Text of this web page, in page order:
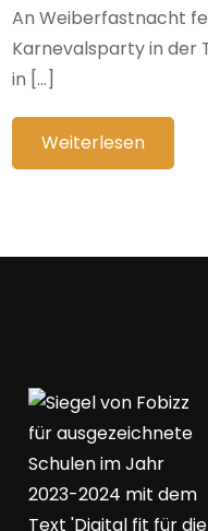
An Weiberfastnacht
Karnevalsparty in der
in […]
Weiterlesen